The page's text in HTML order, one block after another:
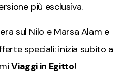
più esclusiva.
sul Nilo e Marsa Alam e
speciali: inizia subito a
Viaggi in Egitto!